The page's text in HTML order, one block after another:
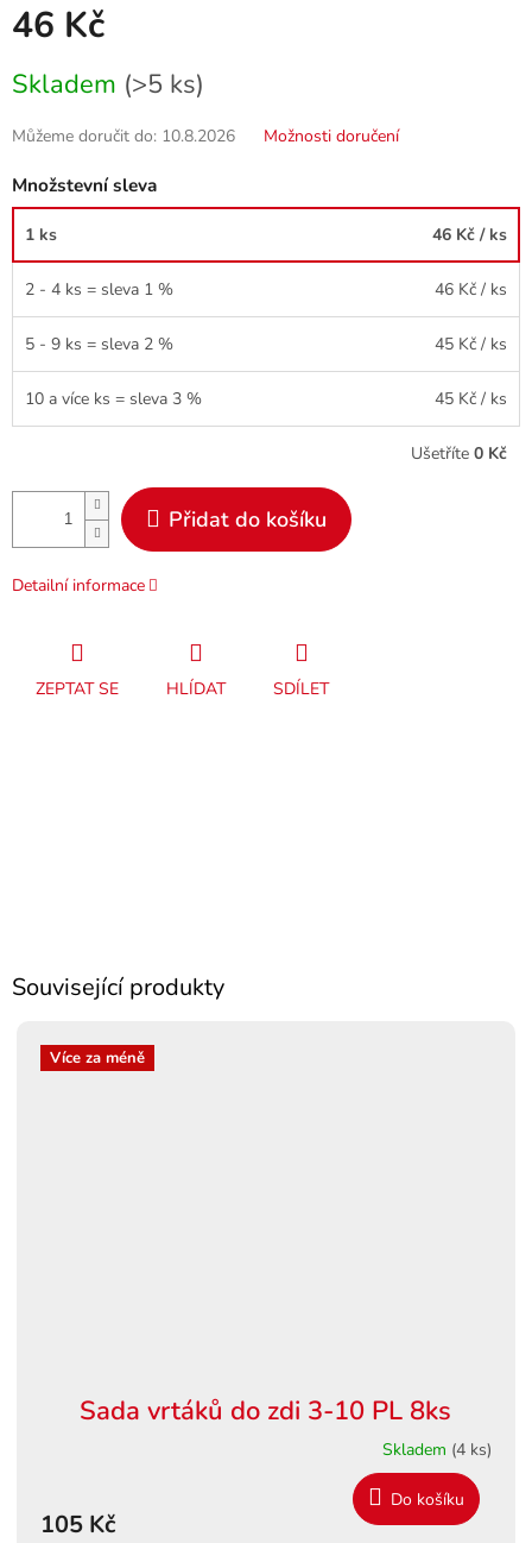
46 Kč
cena:
Skladem (>5 ks)
Můžeme doručit do: 10.8.2026 Možnosti doručení
Množstevní sleva
1 ks 46 Kč / ks
2 - 4 ks = sleva 1 % 46 Kč / ks
5 - 9 ks = sleva 2 % 45 Kč / ks
10 a více ks = sleva 3 % 45 Kč / ks
Ušetříte 0 Kč
Přidat do košíku
Detailní informace
ZEPTAT SE HLÍDAT SDÍLET
Související produkty
Více za méně
Sada vrtáků do zdi 3-10 PL 8ks
Skladem (4 ks)
105 Kč
Do košíku